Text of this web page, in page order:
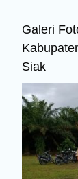
Galeri
Siak